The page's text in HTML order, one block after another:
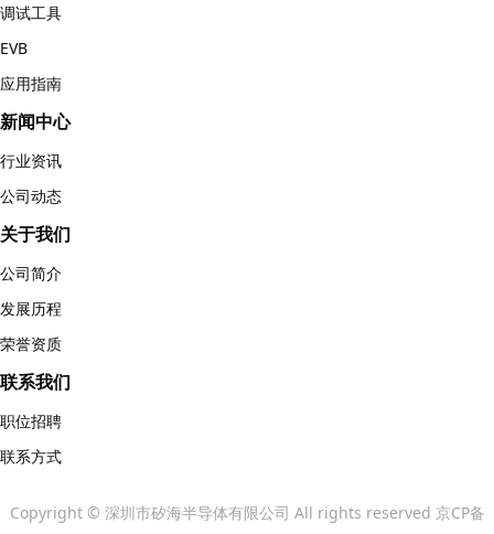
调试工具
EVB
应用指南
新闻中心
行业资讯
公司动态
关于我们
公司简介
发展历程
荣誉资质
联系我们
职位招聘
联系方式
Copyright © 深圳市矽海半导体有限公司 All rights reserved 京CP备